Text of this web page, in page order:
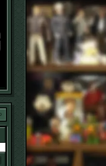
カテゴリー